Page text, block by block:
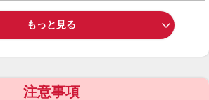
もっと見る
注意事項